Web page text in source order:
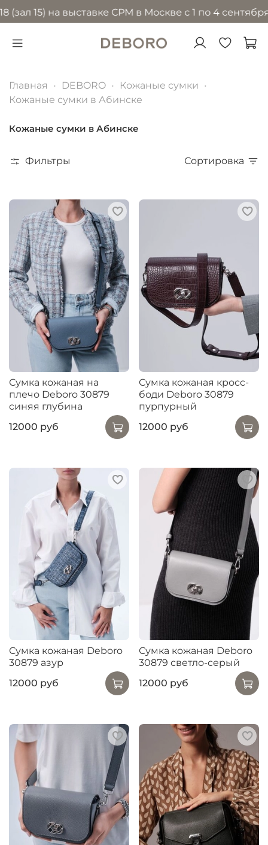
на выставке CPM в Москве с 1 по 4 сентября
Главная DEBORO
Кожаные сумки
Кожаные сумки в Абинске
Кожаные сумки в Абинске
Фильтры Сортировка
Сумка кожаная на
плечо Deboro 30879
синяя глубина
12000 руб
Сумка кожаная кросс-
боди Deboro 30879
пурпурный
12000 руб
Сумка кожаная Deboro
30879 азур
12000 руб
Сумка кожаная Deboro
30879 светло-серый
12000 руб